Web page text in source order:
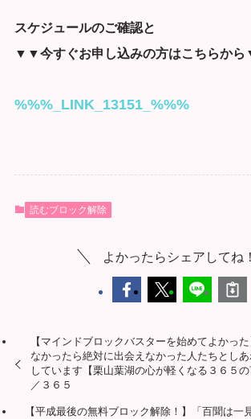
スケジュールのご確認と
▼▼今すぐお申し込みの方はこちらか
%%%_LINK_13151_%%%
読むブロック解除
よかったらシェアしてね！
【マインドブロックバスターを始めてよかっ
なかったら絶対に出会えなかった人たちとし
しています【栗山葉湖の心が軽くなる３６５
／３６５
【平成最後の無料ブロック解除！】「百聞は一